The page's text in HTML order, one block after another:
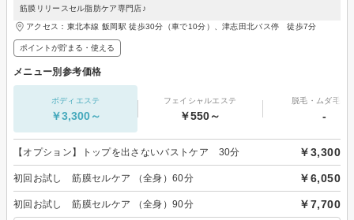
筋膜リリースセル脂肪ケア専門店♪
アクセス：東北本線 飯岡駅 徒歩30分（車で10分）、津志田北バス停 徒歩7分
ポイントが貯まる・使える
メニュー別参考価格
ボディエステ
￥3,300～
フェイシャルエステ
￥550～
脱毛・ムダ毛処
-
【オプション】トップを出さないバストケア 30分 ￥3,300
初回お試し 筋膜セルケア （全身）60分 ￥6,050
初回お試し 筋膜セルケア （全身）90分 ￥7,700